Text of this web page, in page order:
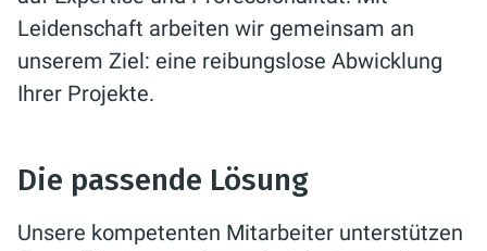
Leidenschaft arbeiten wir gemeinsam an
unserem Ziel: eine reibungslose Abwicklung
Ihrer Projekte.
Die passende Lösung
Unsere kompetenten Mitarbeiter unterstützen